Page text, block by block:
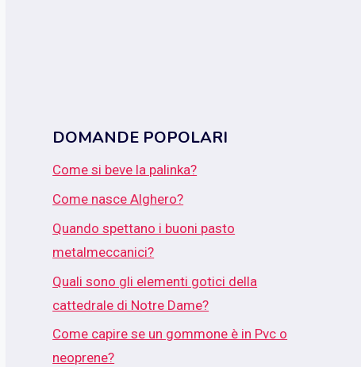
DOMANDE POPOLARI
Come si beve la palinka?
Come nasce Alghero?
Quando spettano i buoni pasto
metalmeccanici?
Quali sono gli elementi gotici della
cattedrale di Notre Dame?
Come capire se un gommone è in Pvc o
neoprene?